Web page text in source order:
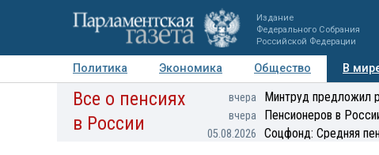
Издание
Федерального Собрания
Российской Федерации
Политика Экономика Общество В
Авторы Персоны Мнения Регионы
Все о пенсиях
в России
вчера Минтруд предложил
вчера Пенсионеров в
05.08.2026 Соцфонд: Средняя